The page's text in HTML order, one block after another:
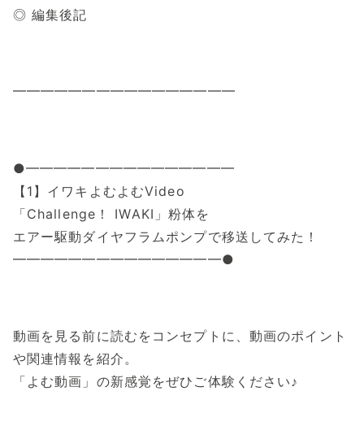
◎ 編集後記
━━━━━━━━━━━━━━━━
●━━━━━━━━━━━━━━━
【1】イワキよむよむVideo
「Challenge！ IWAKI」粉体を
エアー駆動ダイヤフラムポンプで移送してみた！
━━━━━━━━━━━━━━━●
動画を見る前に読むをコンセプトに、動画のポイント
や関連情報を紹介。
「よむ動画」の新感覚をぜひご体験ください♪